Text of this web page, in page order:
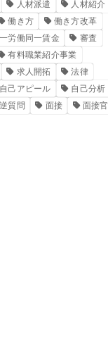
人材派遣
人材紹介
働き方
働き方改革
労働同一賃金
審査
有料職業紹介事業
求人開拓
法律
自己アピール
自己分析
逆質問 面接 面接官